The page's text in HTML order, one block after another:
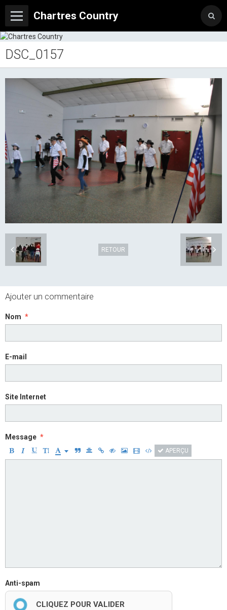
Chartres Country
DSC_0157
RETOUR
Ajouter un commentaire
Nom
E-mail
Site Internet
Message
APERÇU
Anti-spam
CLIQUEZ POUR VALIDER